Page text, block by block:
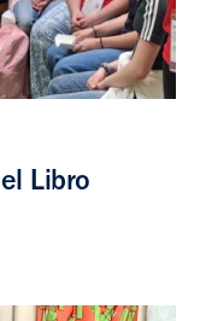
Libro